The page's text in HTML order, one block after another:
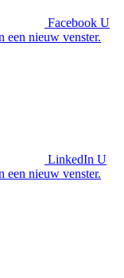
Facebook U
een nieuw venster.
LinkedIn U
een nieuw venster.